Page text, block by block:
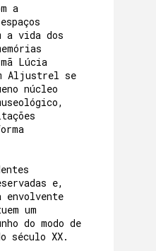
a
a vida dos
Lúcia
Aljustrel se
núcleo
e,
envolvente
um
do modo de
século XX.